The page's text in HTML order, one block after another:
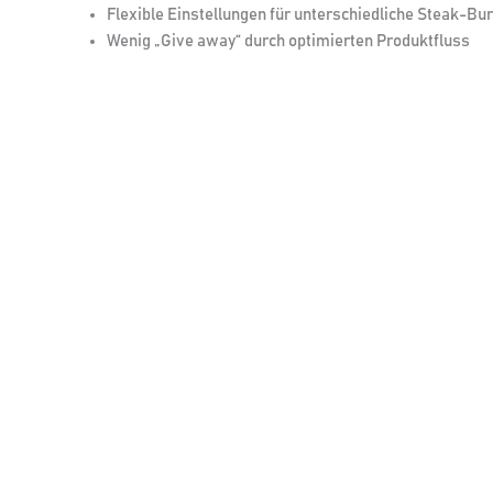
Flexible Einstellungen für unterschiedliche Steak-
Wenig „Give away“ durch optimierten Produktfluss